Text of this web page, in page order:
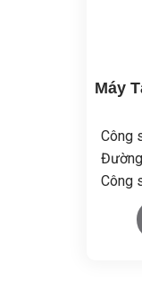
Máy
Công
Công
Tốc